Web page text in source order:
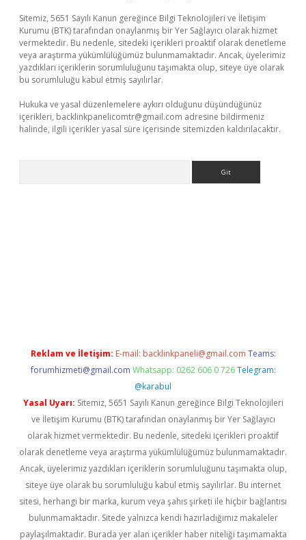
Sitemiz, 5651 Sayılı Kanun gereğince Bilgi Teknolojileri ve İletişim
Kurumu (BTK) tarafından onaylanmış bir Yer Sağlayıcı olarak hizmet
vermektedir. Bu nedenle, sitedeki içerikleri proaktif olarak denetleme
veya araştırma yükümlülüğümüz bulunmamaktadır. Ancak, üyelerimiz
yazdıkları içeriklerin sorumluluğunu taşımakta olup, siteye üye olarak
bu sorumluluğu kabul etmiş sayılırlar.
Hukuka ve yasal düzenlemelere aykırı olduğunu düşündüğünüz
içerikleri, backlinkpanelicomtr@gmail.com adresine bildirmeniz
halinde, ilgili içerikler yasal süre içerisinde sitemizden kaldırılacaktır.
Reklam ve İletişim: E-mail: backlinkpaneli@gmail.com Teams:
forumhizmeti@gmail.com Whatsapp: 0262 606 0 726 Telegram:
@karabul
Yasal Uyarı: Sitemiz, 5651 Sayılı Kanun gereğince Bilgi Teknolojileri
ve İletişim Kurumu (BTK) tarafından onaylanmış bir Yer Sağlayıcı
olarak hizmet vermektedir. Bu nedenle, sitedeki içerikleri proaktif
olarak denetleme veya araştırma yükümlülüğümüz bulunmamaktadır.
Ancak, üyelerimiz yazdıkları içeriklerin sorumluluğunu taşımakta olup,
siteye üye olarak bu sorumluluğu kabul etmiş sayılırlar. Bu internet
sitesi, herhangi bir marka, kurum veya şahıs şirketi ile hiçbir bağlantısı
bulunmamaktadır. Sitede yalnızca kendi hazırladığımız makaleler
paylaşılmaktadır. Burada yer alan içerikler haber niteliği taşımamakta